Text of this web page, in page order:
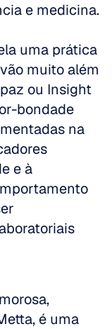
uma prática
muito além
ou Insight
bondade
na
e à
é uma